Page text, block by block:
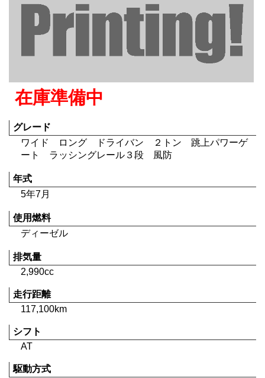
在庫準備中
グレード
ワイド ロング ドライバン ２トン 跳上パワーゲ
ート ラッシングレール３段 風防
年式
5年7月
使用燃料
ディーゼル
排気量
2,990cc
走行距離
117,100km
シフト
AT
駆動方式